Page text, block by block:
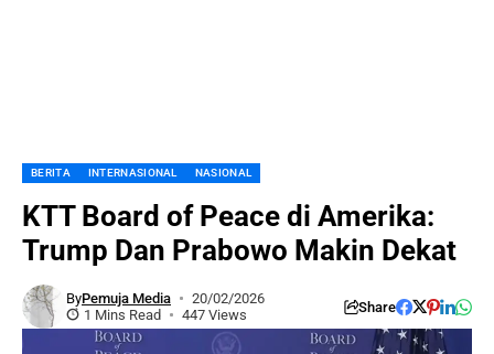
BERITA INTERNASIONAL NASIONAL
KTT Board of Peace di Amerika:
Trump Dan Prabowo Makin Dekat
ByPemuja Media
20/02/2026
1 Mins Read
447 Views Share